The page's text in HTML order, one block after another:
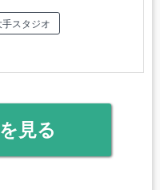
手スタジオ
見る